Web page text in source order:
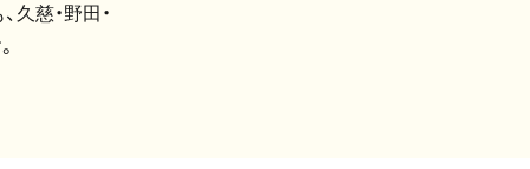
慈・野田・